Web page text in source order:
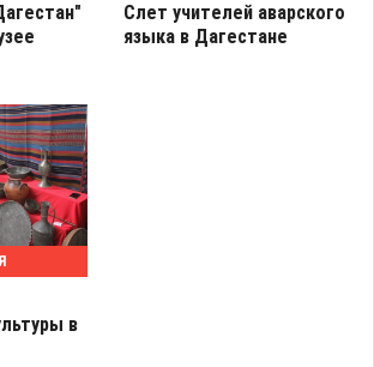
Слет учителей аварского
языка в Дагестане
в